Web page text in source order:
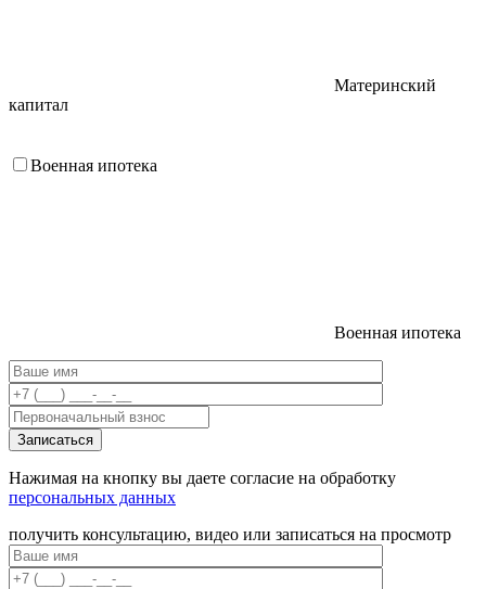
Материнский
капитал
Военная ипотека
Военная ипотека
Нажимая на кнопку вы даете согласие на обработку
персональных данных
получить консультацию, видео или записаться на просмотр